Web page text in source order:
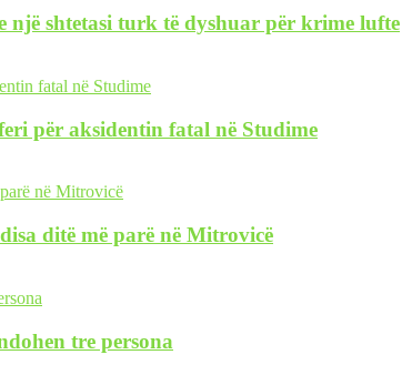
shtetasi turk të dyshuar për krime lufte
për aksidentin fatal në Studime
ditë më parë në Mitrovicë
tre persona